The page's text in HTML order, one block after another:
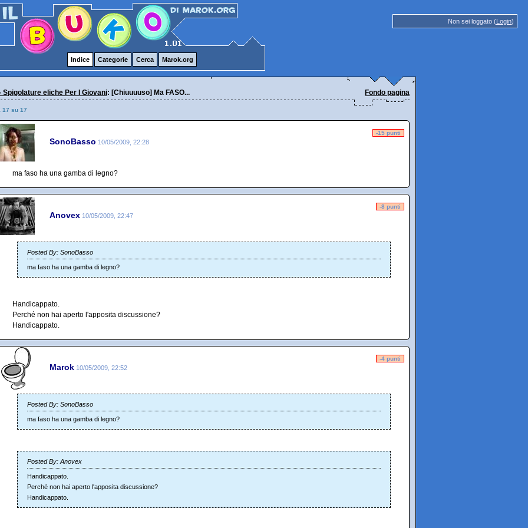
Non sei loggato (Login)
Indice Categorie Cerca Marok.org
Spigolature eliche Per I Giovani: [Chiuuuuso] Ma FASO... Fondo pagina
17 su 17
SonoBasso 10/05/2009, 22:28
-15 punti
ma faso ha una gamba di legno?
Anovex 10/05/2009, 22:47
-8 punti
Posted By: SonoBasso
ma faso ha una gamba di legno?
Handicappato.
Perché non hai aperto l'apposita discussione?
Handicappato.
Marok 10/05/2009, 22:52
-4 punti
Posted By: SonoBasso
ma faso ha una gamba di legno?
Posted By: Anovex
Handicappato.
Perché non hai aperto l'apposita discussione?
Handicappato.